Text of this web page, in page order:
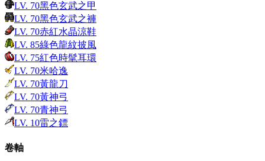
LV. 70黑色玄武之甲
LV. 70黑色玄武之褲
LV. 70赤紅水晶涼鞋
LV. 85綠色龍紋披風
LV. 75紅色時髦耳環
LV. 70米哈逸
LV. 70黃龍刀
LV. 70黃神弓
LV. 70青神弓
LV. 10雷之鏢
卷軸